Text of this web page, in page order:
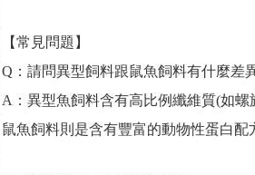
【常見問題】
Q：請問異型飼料跟鼠魚飼料有什麼差
A：異型魚飼料含有高比例纖維質(如螺
鼠魚飼料則是含有豐富的動物性蛋白